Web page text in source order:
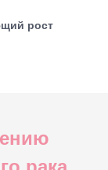
рост